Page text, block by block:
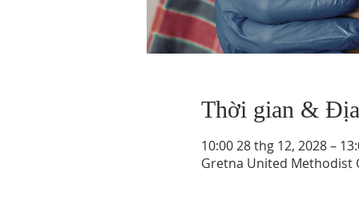
Thời gian &
10:00 28 thg 12, 2028 –
Gretna United Methodist